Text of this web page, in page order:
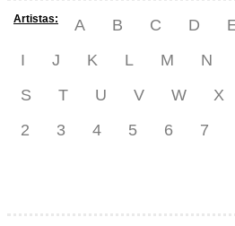
Artistas: A B C D
I
J K L M N
S
T U V W X
2
3 4 5 6 7